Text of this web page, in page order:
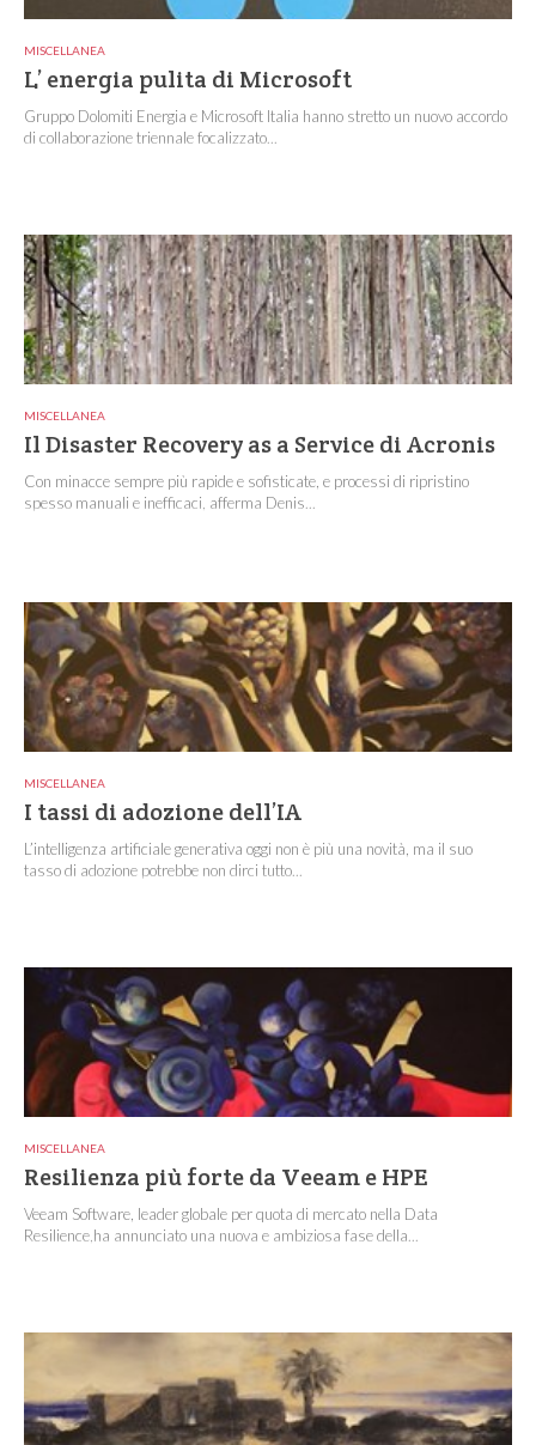
MISCELLANEA
L’ energia pulita di Microsoft
Gruppo Dolomiti Energia e Microsoft Italia hanno stretto un nuovo accordo
di collaborazione triennale focalizzato...
MISCELLANEA
Il Disaster Recovery as a Service di Acronis
Con minacce sempre più rapide e sofisticate, e processi di ripristino
spesso manuali e inefficaci, afferma Denis...
MISCELLANEA
I tassi di adozione dell’IA
L’intelligenza artificiale generativa oggi non è più una novità, ma il suo
tasso di adozione potrebbe non dirci tutto...
MISCELLANEA
Resilienza più forte da Veeam e HPE
Veeam Software, leader globale per quota di mercato nella Data
Resilience,ha annunciato una nuova e ambiziosa fase della...